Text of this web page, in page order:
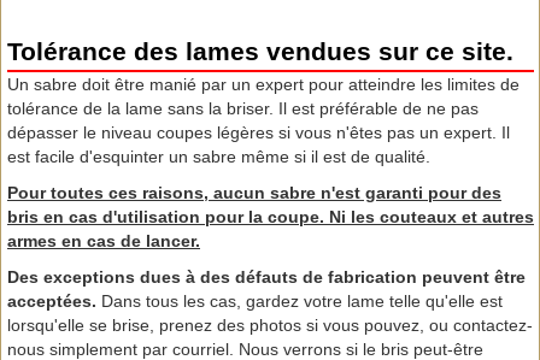
Tolérance des lames vendues sur ce site.
Un sabre doit être manié par un expert pour atteindre les limites de
tolérance de la lame sans la briser. Il est préférable de ne pas
dépasser le niveau coupes légères si vous n'êtes pas un expert. Il
est facile d'esquinter un sabre même si il est de qualité.
Pour toutes ces raisons, aucun sabre n'est garanti pour des
bris en cas d'utilisation pour la coupe. Ni les couteaux et autres
armes en cas de lancer.
Des exceptions dues à des défauts de fabrication peuvent être
acceptées. Dans tous les cas, gardez votre lame telle qu'elle est
lorsqu'elle se brise, prenez des photos si vous pouvez, ou contactez-
nous simplement par courriel. Nous verrons si le bris peut-être